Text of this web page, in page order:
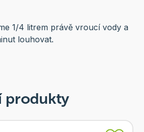
1/4 litrem právě vroucí vody a
louhovat.
produkty